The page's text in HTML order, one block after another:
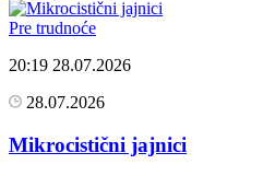
Pre trudnoće
20:19 28.07.2026
28.07.2026
Mikrocistični jajnici